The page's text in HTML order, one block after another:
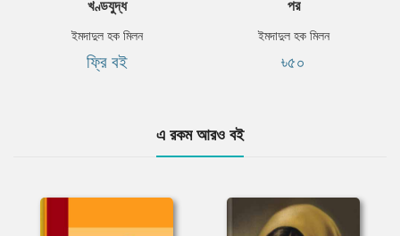
খণ্ডযুদ্ধ
ইমদাদুল হক মিলন
ফ্রি বই
পর
ইমদাদুল হক মিলন
৳৫০
এ রকম আরও বই